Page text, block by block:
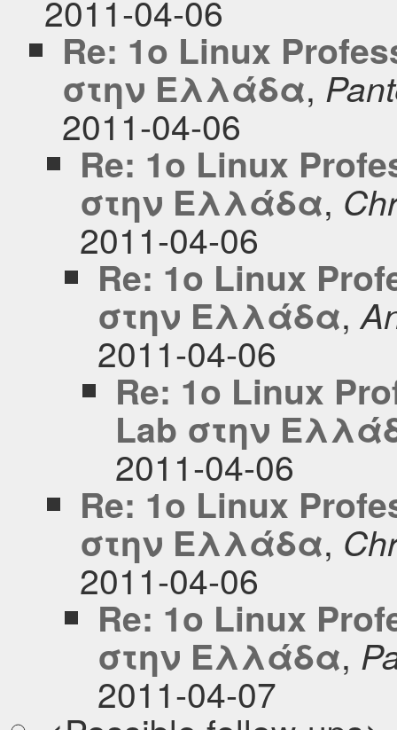
2011-04-06
Re: 1o Linux
στην Ελλάδα,
2011-04-06
Re: 1o Linux
στην Ελλάδα,
2011-04-06
Re: 1o Linux
στην Ελλάδα,
2011-04-06
Re: 1o Linux
Lab στην
2011-04-06
Re: 1o Linux
στην Ελλάδα,
2011-04-06
Re: 1o Linux
στην Ελλάδα,
2011-04-07